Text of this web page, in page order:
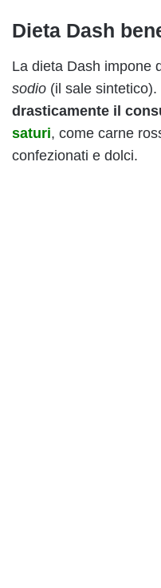
Dieta Dash
La dieta Dash impone
sodio (il sale
drasticamente il
saturi, come carne
confezionati e dolci.